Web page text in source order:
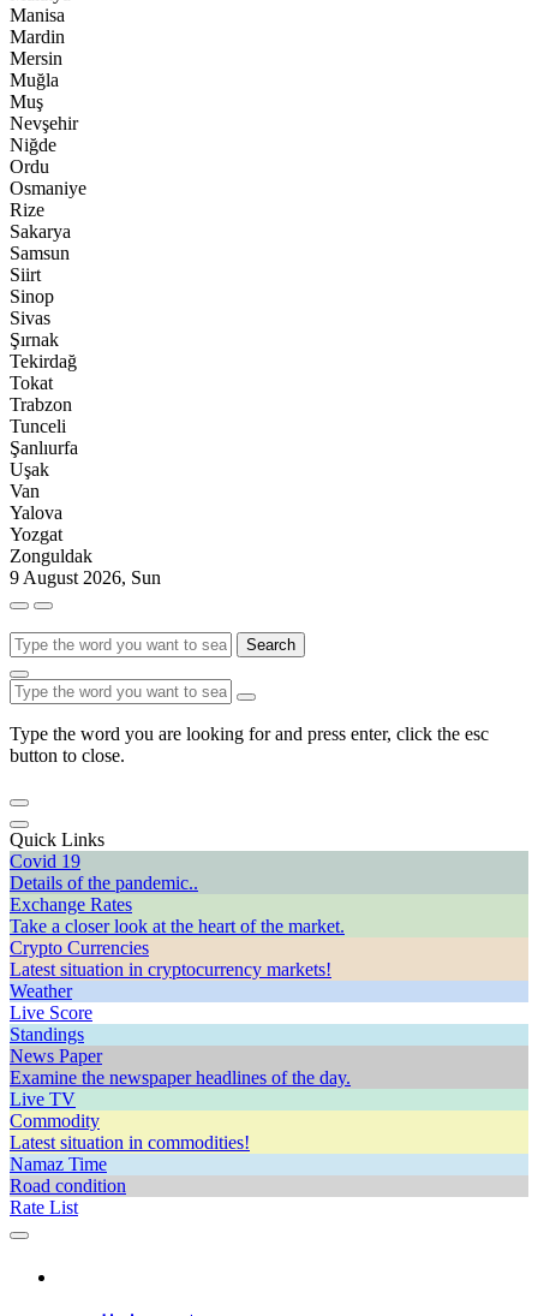
Manisa
Mardin
Mersin
Muğla
Muş
Nevşehir
Niğde
Ordu
Osmaniye
Rize
Sakarya
Samsun
Siirt
Sinop
Sivas
Şırnak
Tekirdağ
Tokat
Trabzon
Tunceli
Şanlıurfa
Uşak
Van
Yalova
Yozgat
Zonguldak
9 August 2026, Sun
Search
Type the word you are looking for and press enter, click the esc
button to close.
Quick Links
Covid 19
Details of the pandemic..
Exchange Rates
Take a closer look at the heart of the market.
Crypto Currencies
Latest situation in cryptocurrency markets!
Weather
Live Score
Standings
News Paper
Examine the newspaper headlines of the day.
Live TV
Commodity
Latest situation in commodities!
Namaz Time
Road condition
Rate List